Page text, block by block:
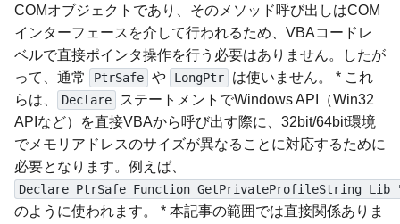
COMオブジェクトであり、そのメソッド呼び出しはCOM
インターフェースを介して行われるため、VBAコードレ
ベルで直接ポインタ操作を行う必要はありません。したが
って、通常
PtrSafe や LongPtr
は使いません。 * これ
らは、
Declare
ステートメントでWindows API（Win32
APIなど）を直接VBAから呼び出す際に、32bit/64bit環境
でメモリアドレスのサイズが異なることに対応するために
必要となります。例えば、
Declare PtrSafe Function GetPrivateProfileString Lib
のように使われます。 * 本記事の範囲では直接関係ありま